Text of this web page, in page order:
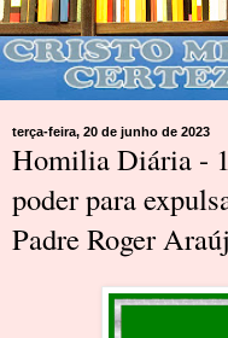
terça-feira, 20 de junho de 2023
Homilia Diária -
poder para
Padre Roger